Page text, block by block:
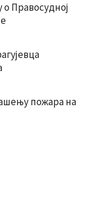
о Правосудној
пожара на